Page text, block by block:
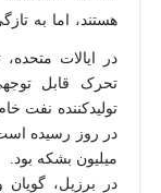
هستند، اما به
تحرک قابل
میلیون بشکه بود.
در برزیل،